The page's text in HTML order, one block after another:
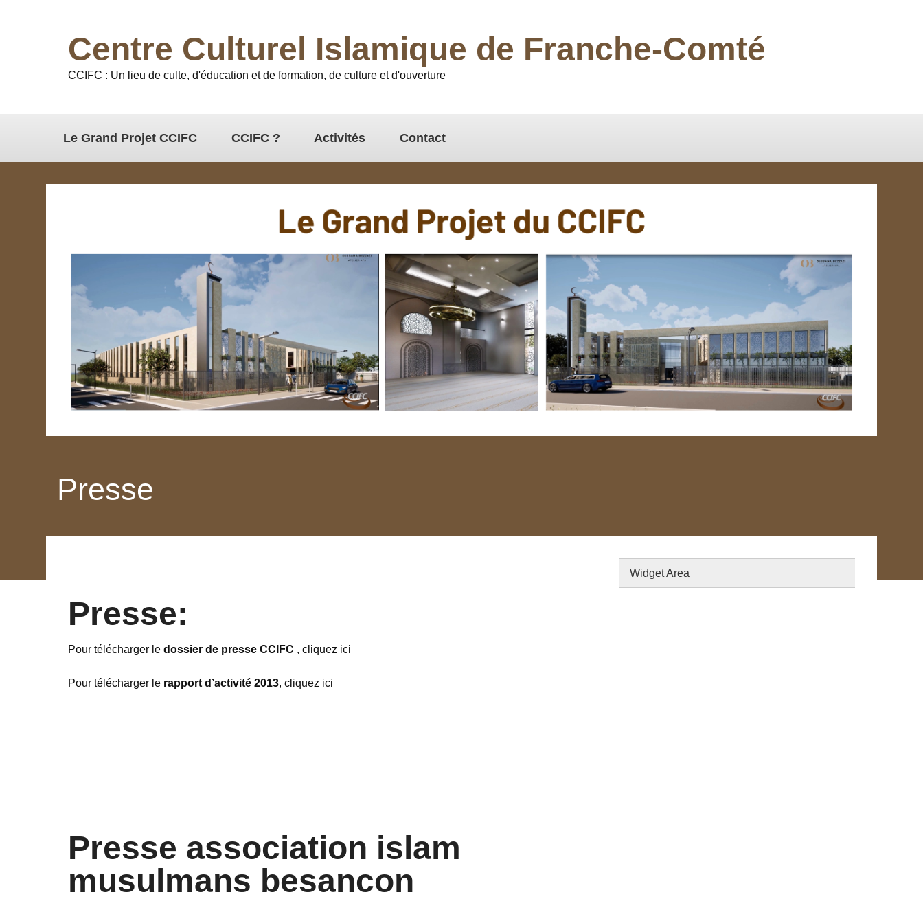
Centre Culturel Islamique de Franche-Comté
CCIFC : Un lieu de culte, d'éducation et de formation, de culture et d'ouverture
Le Grand Projet CCIFC CCIFC ? Activités Contact
Presse
Presse:
Pour télécharger ledossier de presse CCIFC , cliquez ici
Pour télécharger le rapport d’activité 2013, cliquez ici
Presse association islam
musulmans besancon
Widget Area